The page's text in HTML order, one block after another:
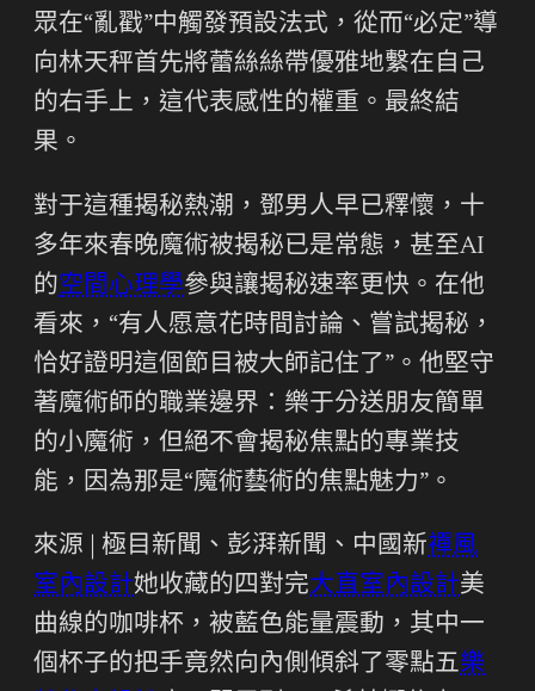
眾在“亂戳”中觸發預設法式，從而“必定”導
向林天秤首先將蕾絲絲帶優雅地繫在自己
的右手上，這代表感性的權重。最終結
果。
對于這種揭秘熱潮，鄧男人早已釋懷，十
多年來春晚魔術被揭秘已是常態，甚至AI
的空間心理學參與讓揭秘速率更快。在他
看來，“有人愿意花時間討論、嘗試揭秘，
恰好證明這個節目被大師記住了”。他堅守
著魔術師的職業邊界：樂于分送朋友簡單
的小魔術，但絕不會揭秘焦點的專業技
能，因為那是“魔術藝術的焦點魅力”。
來源 | 極目新聞、彭湃新聞、中國新禪風
室內設計她收藏的四對完大直室內設計美
曲線的咖啡杯，被藍色能量震動，其中一
個杯子的把手竟然向內側傾斜了零點五樂